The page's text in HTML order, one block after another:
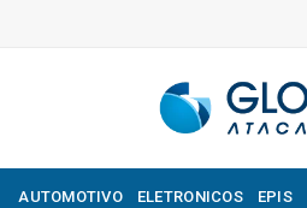
AUTOMOTIVO ELETRONICOS EPIS